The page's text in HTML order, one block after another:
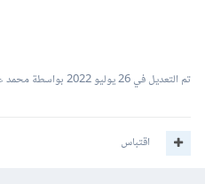
تم التعديل في26 يوليو 2022 بواسطة محمد
اقتباس